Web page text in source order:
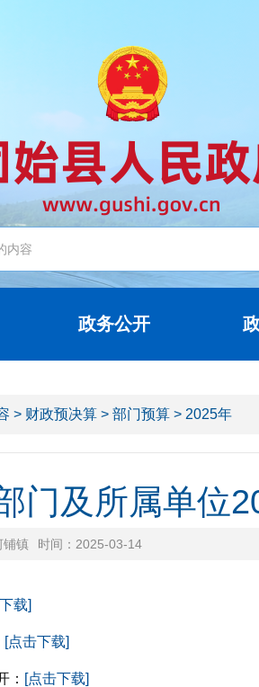
政务公开
> 财政预决算 > 部门预算 > 2025年
门及所属单位
铺镇 时间：2025-03-14
载]
[点击下载]
： [点击下载]